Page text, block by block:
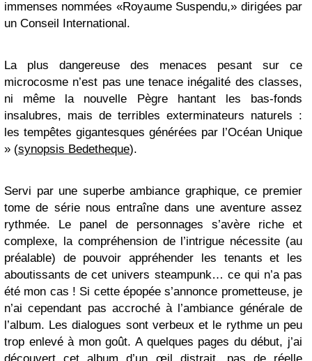
immenses nommées «Royaume Suspendu,» dirigées par
un Conseil International.
La plus dangereuse des menaces pesant sur ce
microcosme n’est pas une tenace inégalité des classes,
ni même la nouvelle Pègre hantant les bas-fonds
insalubres, mais de terribles exterminateurs naturels :
les tempêtes gigantesques générées par l’Océan Unique
» (synopsis Bedetheque).
Servi par une superbe ambiance graphique, ce premier
tome de série nous entraîne dans une aventure assez
rythmée. Le panel de personnages s’avère riche et
complexe, la compréhension de l’intrigue nécessite (au
préalable) de pouvoir appréhender les tenants et les
aboutissants de cet univers steampunk… ce qui n’a pas
été mon cas ! Si cette épopée s’annonce prometteuse, je
n’ai cependant pas accroché à l’ambiance générale de
l’album. Les dialogues sont verbeux et le rythme un peu
trop enlevé à mon goût. A quelques pages du début, j’ai